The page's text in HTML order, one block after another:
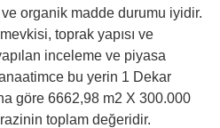
organik madde durumu iyidir.
toprak yapısı ve
inceleme ve piyasa
bu yerin 1 Dekar
göre 6662,98 m2 X 300.000
toplam değeridir.